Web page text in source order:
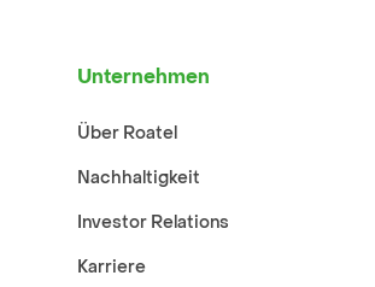
Unternehmen
Über Roatel
Nachhaltigkeit
Investor Relations
Karriere